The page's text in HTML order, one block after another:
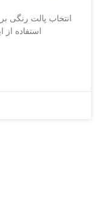
انتخاب پالت رنگی
استفاده از